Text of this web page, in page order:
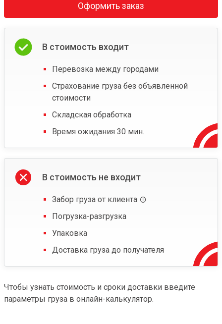
Оформить заказ
В стоимость входит
Перевозка между городами
Страхование груза без объявленной
стоимости
Складская обработка
Время ожидания 30 мин.
В стоимость не входит
Забор груза от клиента
Погрузка-разгрузка
Упаковка
Доставка груза до получателя
Чтобы узнать стоимость и сроки доставки введите
параметры груза в онлайн-калькулятор.